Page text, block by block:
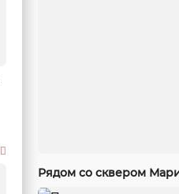
Рядом со сквером